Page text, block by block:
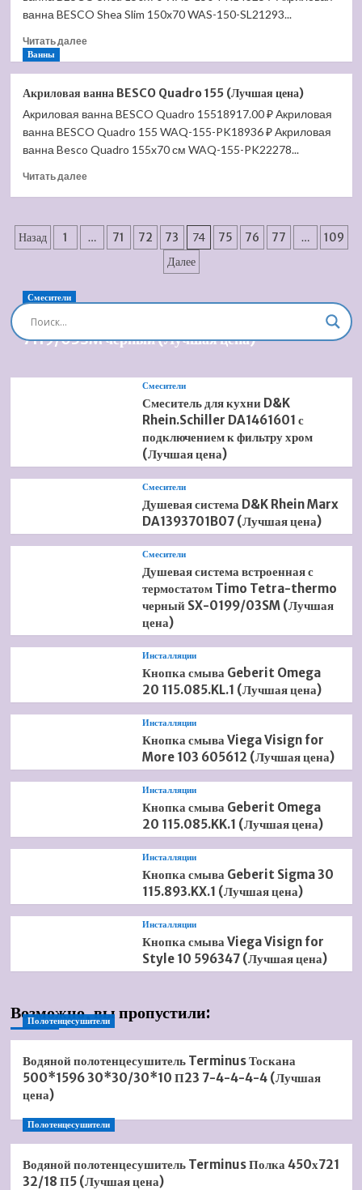
Parallel
E2946-
(без
отверстий
ручек)
(Лучшая
цена)
ванна BESCO Shea Slim 150x70 WAS-150-SL21293...
Читать далееПрочитать
ванна
BESCO
Shea
150×70
цена)
Ванны
Акриловая ванна BESCO Quadro 155 (Лучшая цена)
Акриловая ванна BESCO Quadro 15518917.00 ₽ Акриловая
ванна BESCO Quadro 155 WAQ-155-PK18936 ₽ Акриловая
ванна Besco Quadro 155x70 см WAQ-155-PK22278...
Читать далееПрочитать
ванна
BESCO
Пагинация
Назад 1 … 71 72 73 74 75 76 77 …
109
Далее
Смесители
Душевая система встроенная Timo Briana SX-
7119/03SM черный (Лучшая цена)
Смесители
Смеситель для кухни D&K
Rhein.Schiller DA1461601 с
подключением к фильтру хром
(Лучшая цена)
Смесители
Душевая система D&K Rhein Marx
DA1393701B07 (Лучшая цена)
Смесители
Душевая система встроенная с
термостатом Timo Tetra-thermo
черный SX-0199/03SM (Лучшая
цена)
Инсталляции
Кнопка смыва Geberit Omega
20 115.085.KL.1 (Лучшая цена)
Инсталляции
Кнопка смыва Viega Visign for
More 103 605612 (Лучшая цена)
Инсталляции
Кнопка смыва Geberit Omega
20 115.085.KK.1 (Лучшая цена)
Инсталляции
Кнопка смыва Geberit Sigma 30
115.893.KX.1 (Лучшая цена)
Инсталляции
Кнопка смыва Viega Visign for
Style 10 596347 (Лучшая цена)
Возможно, вы пропустили:
Полотенцесушители
Водяной полотенцесушитель Terminus Тоскана
500*1596 30*30/30*10 П23 7-4-4-4-4 (Лучшая
цена)
Полотенцесушители
Водяной полотенцесушитель Terminus Полка 450х721
32/18 П5 (Лучшая цена)